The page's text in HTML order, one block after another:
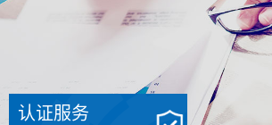
认证服务